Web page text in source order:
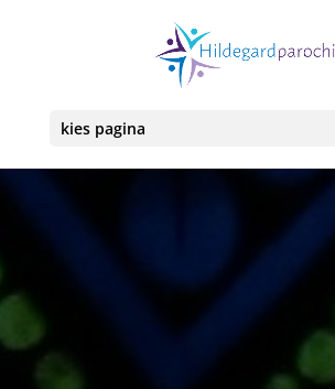
kies pagina